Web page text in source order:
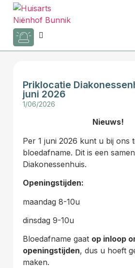
Priklocatie
juni 2026
1/06/2026
Nieuws!
Per 1 juni 2026 kunt u bij ons
bloedafname. Dit is een
Diakonessenhuis.
Openingstijden:
maandag 8-10u
dinsdag 9-10u
Bloedafname gaat op inloop
openingstijden, dus u hoeft
maken.